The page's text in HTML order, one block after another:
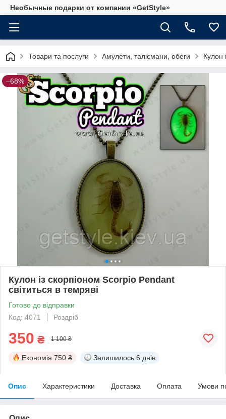
Необычные подарки от компании «GetStyle»
Товари та послуги Амулети, талісмани, обеги Кулон
–68%
Кулон із скорпіоном Scorpio Pendant
світиться в темряві
Готово до відправки
Код: 4071
Роздріб
350 ₴ 1 100 ₴
Економія 750 ₴ Залишилось 6 днів
Опис Характеристики Доставка Оплата Умови